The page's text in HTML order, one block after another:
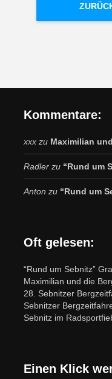
Kommentare:
xxx zu Maximilian
Radler zu “Rund um
Anton zu “Rund um
Oft gelesen:
“Rund um Sebnitz”
Maximilian und die
28. Sebnitzer
Sebnitzer
Sebnitz im
Einen Klick